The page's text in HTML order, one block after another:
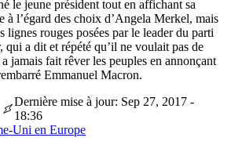
le jeune président tout en affichant sa
à l’égard des choix d’Angela Merkel, mais
lignes rouges posées par le leader du parti
a dit et répété qu’il ne voulait pas de
jamais fait rêver les peuples en annonçant
Emmanuel Macron.
Dernière mise à jour: Sep 27, 2017 -
18:36
Uni en Europe